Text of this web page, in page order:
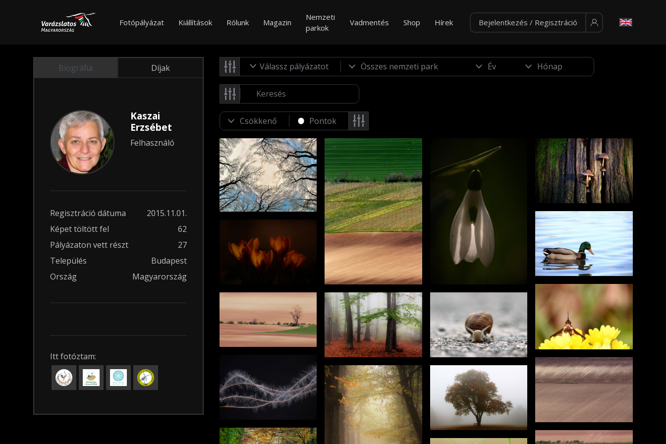
Fotópályázat Kiállítások Rólunk Magazin
Nemzeti
parkok
Vadmentés Shop Hírek Bejelentkezés / Regisztráció
Biográfia Díjak
Kaszai
Erzsébet
Felhasználó
Regisztráció dátuma
2015.11.01.
Képet töltött fel
62
Pályázaton vett részt
27
Település
Budapest
Ország
Magyarország
Itt fotóztam:
Válassz pályázatot
Pontok